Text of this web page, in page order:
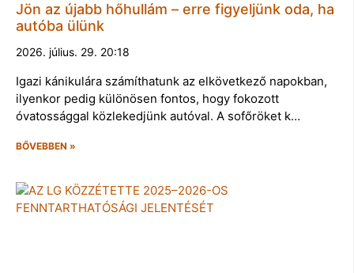
Jön az újabb hőhullám – erre figyeljünk oda, ha
autóba ülünk
2026. július. 29. 20:18
Igazi kánikulára számíthatunk az elkövetkező napokban,
ilyenkor pedig különösen fontos, hogy fokozott
óvatossággal közlekedjünk autóval. A sofőröket k…
BŐVEBBEN »